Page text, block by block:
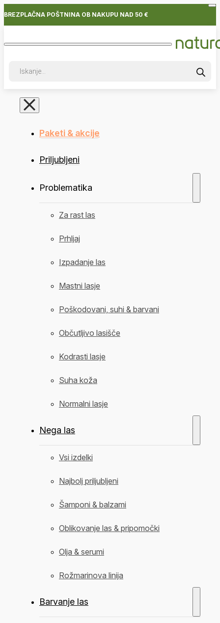
BREZPLAČNA POŠTNINA OB NAKUPU NAD 50 €
search
Paketi & akcije
Priljubljeni
Problematika
Za rast las
Prhljaj
Izpadanje las
Mastni lasje
Poškodovani, suhi & barvani
Občutljivo lasišče
Kodrasti lasje
Suha koža
Normalni lasje
Nega las
Vsi izdelki
Najbolj priljubljeni
Šamponi & balzami
Oblikovanje las & pripomočki
Olja & serumi
Rožmarinova linija
Barvanje las